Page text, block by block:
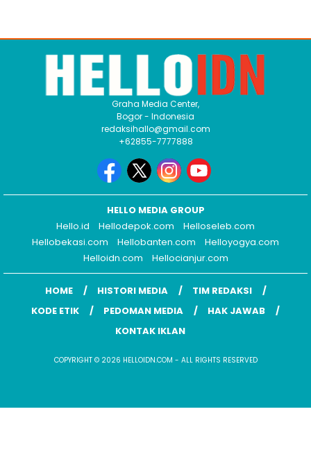
Graha Media Center,
Bogor - Indonesia
redaksihallo@gmail.com
+62855-7777888
HELLO MEDIA GROUP
Hello.id
Hellodepok.com
Helloseleb.com
Hellobekasi.com
Hellobanten.com
Helloyogya.com
Helloidn.com
Hellocianjur.com
HOME HISTORI MEDIA
TIM REDAKSI
KODE ETIK
PEDOMAN MEDIA
HAK JAWAB
KONTAK IKLAN
COPYRIGHT © 2026 HELLOIDN.COM - ALL RIGHTS RESERVED